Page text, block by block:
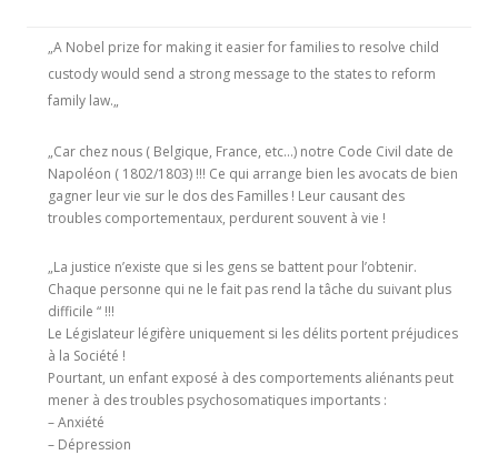
„A Nobel prize for making it easier for families to resolve child
custody would send a strong message to the states to reform
family law.„
„Car chez nous ( Belgique, France, etc…) notre Code Civil date de
Napoléon ( 1802/1803) !!! Ce qui arrange bien les avocats de bien
gagner leur vie sur le dos des Familles ! Leur causant des
troubles comportementaux, perdurent souvent à vie !
„La justice n’existe que si les gens se battent pour l’obtenir.
Chaque personne qui ne le fait pas rend la tâche du suivant plus
difficile “ !!!
Le Législateur légifère uniquement si les délits portent préjudices
à la Société !
Pourtant, un enfant exposé à des comportements aliénants peut
mener à des troubles psychosomatiques importants :
– Anxiété
– Dépression